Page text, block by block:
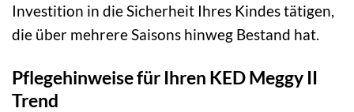
Investition in die Sicherheit Ihres Kindes tätigen,
die über mehrere Saisons hinweg Bestand hat.
Pflegehinweise für Ihren KED Meggy II
Trend